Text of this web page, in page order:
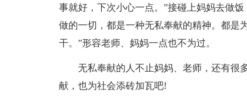
事就好，下次小心一点。”接碰上妈妈去做
做的一切，都是一种无私奉献的精神。都是
干。”形容老师、妈妈一点也不为过。
无私奉献的人不止妈妈、老师，还有
献，也为社会添砖加瓦吧!